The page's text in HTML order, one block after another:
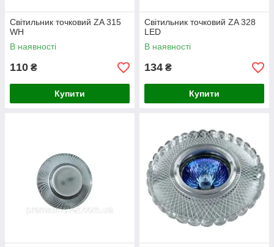
Світильник точковий ZA 315
WH
В наявності
110 ₴
Купити
Світильник точковий ZA 328
LED
В наявності
134 ₴
Купити